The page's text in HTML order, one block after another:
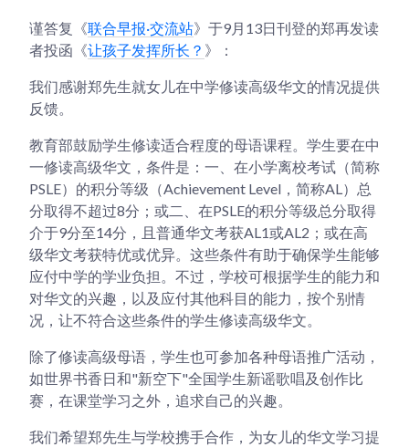
谨答复《联合早报·交流站》于9月13日刊登的郑再发读
者投函《让孩子发挥所长？ 》：
我们感谢郑先生就女儿在中学修读高级华文的情况提供
反馈。
教育部鼓励学生修读适合程度的母语课程。学生要在中
一修读高级华文，条件是：一、在小学离校考试（简称
PSLE）的积分等级（Achievement Level，简称AL）总
分取得不超过8分；或二、在PSLE的积分等级总分取得
介于9分至14分，且普通华文考获AL1或AL2；或在高
级华文考获特优或优异。这些条件有助于确保学生能够
应付中学的学业负担。不过，学校可根据学生的能力和
对华文的兴趣，以及应付其他科目的能力，按个别情
况，让不符合这些条件的学生修读高级华文。
除了修读高级母语，学生也可参加各种母语推广活动，
如世界书香日和"新空下"全国学生新谣歌唱及创作比
赛，在课堂学习之外，追求自己的兴趣。
我们希望郑先生与学校携手合作，为女儿的华文学习提